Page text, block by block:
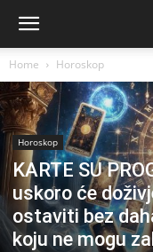
Home Horoskop
Horoskop
KARTE SU
uskoro će
ostaviti bez
koju ne mogu